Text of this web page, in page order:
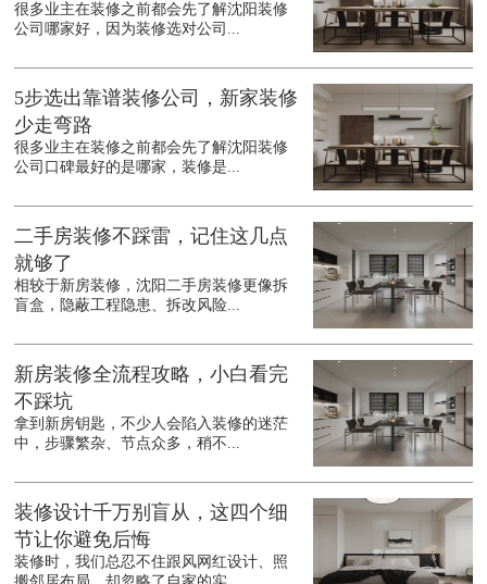
很多业主在装修之前都会先了解沈阳装修
公司哪家好，因为装修选对公司...
5步选出靠谱装修公司，新家装修
少走弯路
很多业主在装修之前都会先了解沈阳装修
公司口碑最好的是哪家，装修是...
二手房装修不踩雷，记住这几点
就够了
相较于新房装修，沈阳二手房装修更像拆
盲盒，隐蔽工程隐患、拆改风险...
新房装修全流程攻略，小白看完
不踩坑
拿到新房钥匙，不少人会陷入装修的迷茫
中，步骤繁杂、节点众多，稍不...
装修设计千万别盲从，这四个细
节让你避免后悔
装修时，我们总忍不住跟风网红设计、照